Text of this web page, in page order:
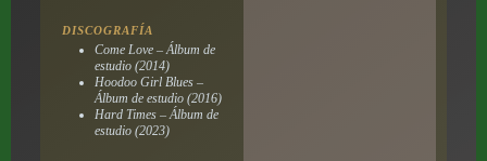
DISCOGRAFÍA
Come Love – Álbum de
estudio (2014)
Hoodoo Girl Blues –
Álbum de estudio (2016)
Hard Times – Álbum de
estudio (2023)